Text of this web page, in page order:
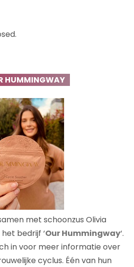
HUMMINGWAY
met schoonzus Olivia
bedrijf ‘Our Hummingway‘.
in voor meer informatie over
cyclus. Één van hun